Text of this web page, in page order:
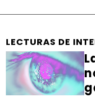
LECTURAS DE